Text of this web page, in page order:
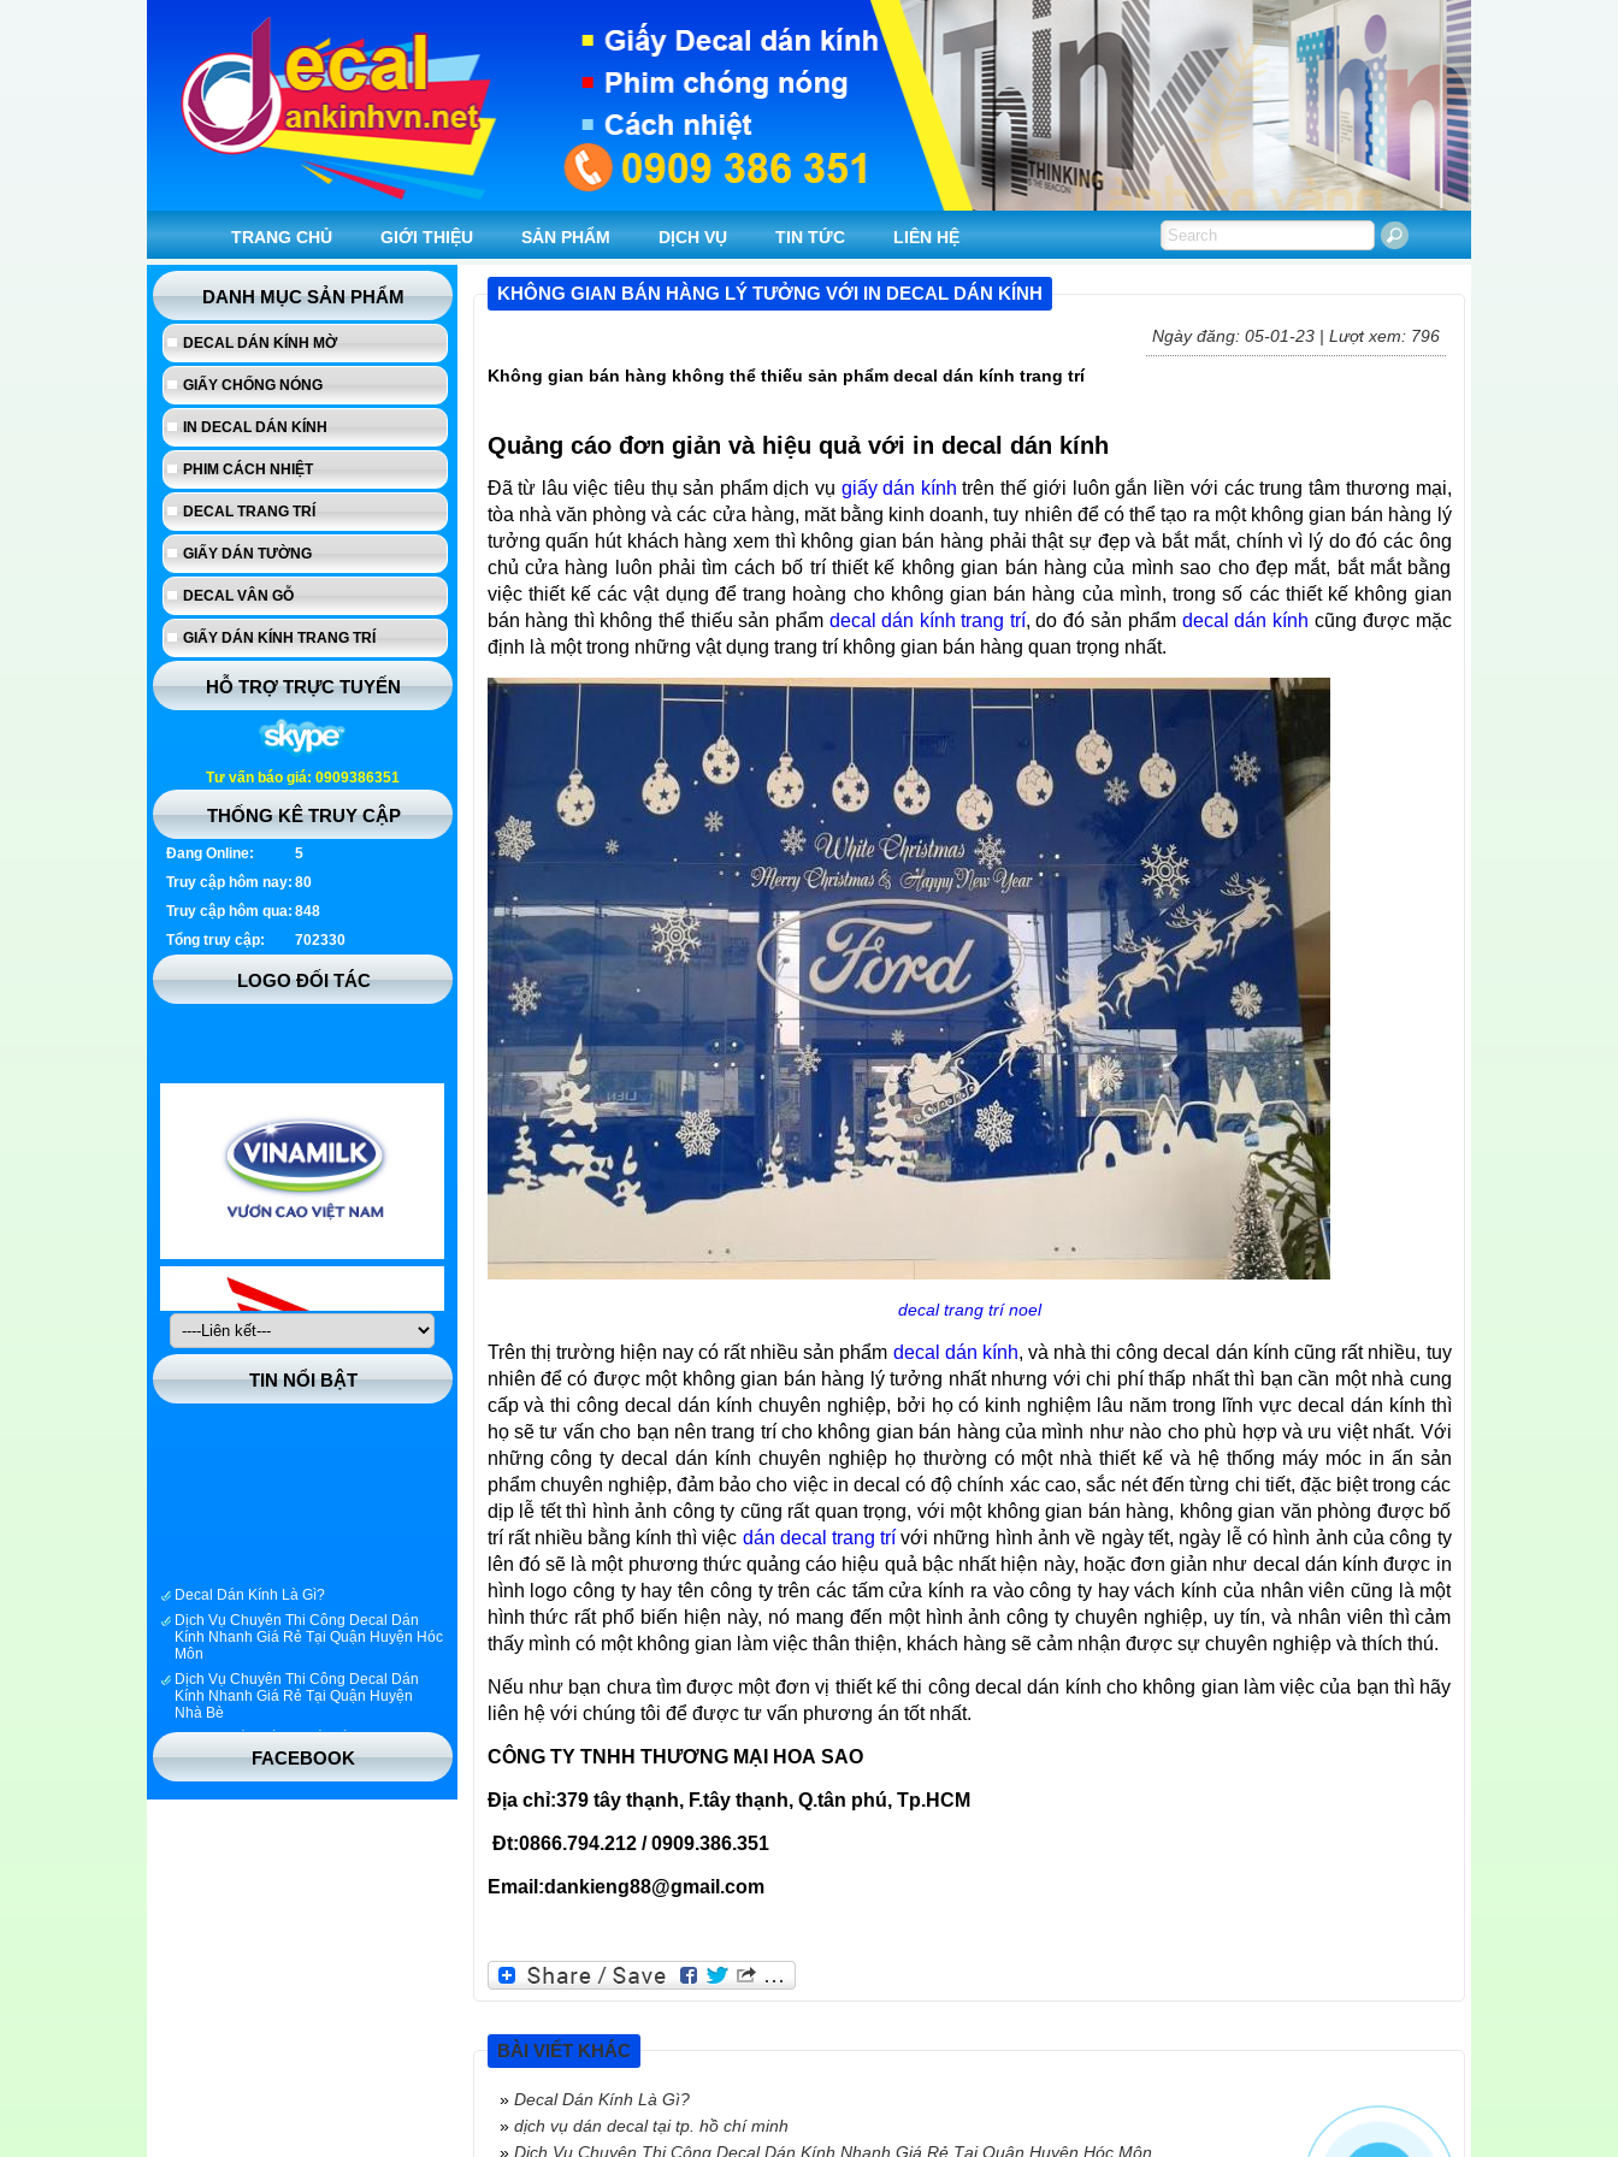
TRANG CHỦ GIỚI THIỆU SẢN PHẨM DỊCH VỤ TIN TỨC LIÊN HỆ
KHÔNG GIAN BÁN HÀNG LÝ TƯỞNG VỚI IN DECAL DÁN KÍNH
Ngày đăng: 05-01-23 | Lượt xem: 796
Không gian bán hàng không thể thiếu sản phẩm decal dán kính trang trí
Quảng cáo đơn giản và hiệu quả với in decal dán kính
Đã từ lâu việc tiêu thụ sản phẩm dịch vụ giấy dán kính trên thế giới luôn gắn liền với các trung tâm thương mại,
tòa nhà văn phòng và các cửa hàng, măt bằng kinh doanh, tuy nhiên để có thể tạo ra một không gian bán hàng lý
tưởng quấn hút khách hàng xem thì không gian bán hàng phải thật sự đẹp và bắt mắt, chính vì lý do đó các ông
chủ cửa hàng luôn phải tìm cách bố trí thiết kế không gian bán hàng của mình sao cho đẹp mắt, bắt mắt bằng
việc thiết kế các vật dụng để trang hoàng cho không gian bán hàng của mình, trong số các thiết kế không gian
bán hàng thì không thể thiếu sản phẩm decal dán kính trang trí, do đó sản phẩm decal dán kính cũng được mặc
định là một trong những vật dụng trang trí không gian bán hàng quan trọng nhất.
decal trang trí noel
Trên thị trường hiện nay có rất nhiều sản phẩm decal dán kính, và nhà thi công decal dán kính cũng rất nhiều, tuy
nhiên để có được một không gian bán hàng lý tưởng nhất nhưng với chi phí thấp nhất thì bạn cần một nhà cung
cấp và thi công decal dán kính chuyên nghiệp, bởi họ có kinh nghiệm lâu năm trong lĩnh vực decal dán kính thì
họ sẽ tư vấn cho bạn nên trang trí cho không gian bán hàng của mình như nào cho phù hợp và ưu việt nhất. Với
những công ty decal dán kính chuyên nghiệp họ thường có một nhà thiết kế và hệ thống máy móc in ấn sản
phẩm chuyên nghiệp, đảm bảo cho việc in decal có độ chính xác cao, sắc nét đến từng chi tiết, đặc biệt trong các
dịp lễ tết thì hình ảnh công ty cũng rất quan trọng, với một không gian bán hàng, không gian văn phòng được bố
trí rất nhiều bằng kính thì việc dán decal trang trívới những hình ảnh về ngày tết, ngày lễ có hình ảnh của công ty
lên đó sẽ là một phương thức quảng cáo hiệu quả bậc nhất hiện này, hoặc đơn giản như decal dán kính được in
hình logo công ty hay tên công ty trên các tấm cửa kính ra vào công ty hay vách kính của nhân viên cũng là một
hình thức rất phổ biến hiện này, nó mang đến một hình ảnh công ty chuyên nghiệp, uy tín, và nhân viên thì cảm
thấy mình có một không gian làm việc thân thiện, khách hàng sẽ cảm nhận được sự chuyên nghiệp và thích thú.
Nếu như bạn chưa tìm được một đơn vị thiết kế thi công decal dán kính cho không gian làm việc của bạn thì hãy
liên hệ với chúng tôi để được tư vấn phương án tốt nhất.
CÔNG TY TNHH THƯƠNG MẠI HOA SAO
Địa chỉ:379 tây thạnh, F.tây thạnh, Q.tân phú, Tp.HCM
Đt:0866.794.212 / 0909.386.351
Email:dankieng88@gmail.com
BÀI VIẾT KHÁC
» Decal Dán Kính Là Gì?
» dịch vụ dán decal tại tp. hồ chí minh
» Dịch Vụ Chuyên Thi Công Decal Dán Kính Nhanh Giá Rẻ Tại Quận Huyện Hóc Môn
DANH MỤC SẢN PHẨM
DECAL DÁN KÍNH MỜ
GIẤY CHỐNG NÓNG
IN DECAL DÁN KÍNH
PHIM CÁCH NHIỆT
DECAL TRANG TRÍ
GIẤY DÁN TƯỜNG
DECAL VÂN GỖ
GIẤY DÁN KÍNH TRANG TRÍ
HỖ TRỢ TRỰC TUYẾN
Tư vấn báo giá: 0909386351
THỐNG KÊ TRUY CẬP
Đang Online:
5
Truy cập hôm nay: 80
Truy cập hôm qua: 848
Tổng truy cập:
702330
LOGO ĐỐI TÁC
TIN NỔI BẬT
Dịch Vụ Chuyên Thi Công Decal Dán
Kính Nhanh Giá Rẻ Tại Quận Huyện Hóc
Môn
Dịch Vụ Chuyên Thi Công Decal Dán
Kính Nhanh Giá Rẻ Tại Quận Huyện
Nhà Bè
DECAL DÁN KÍNH GIÁ RẺ TPHCM
Decal dán kính bắc ninh
FACEBOOK